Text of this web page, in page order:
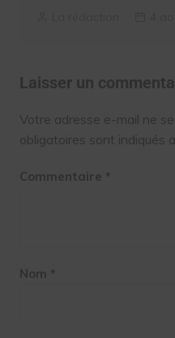
Laisser un
Votre adresse e-mail ne
obligatoires sont indiqués
Commentaire *
Nom *